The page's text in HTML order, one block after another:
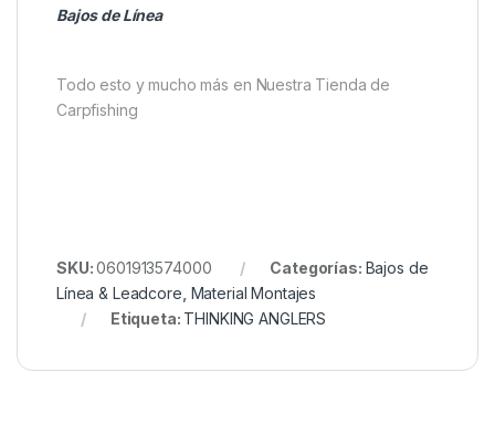
Bajos de Línea
Todo esto y mucho más en Nuestra Tienda de
Carpfishing
SKU:0601913574000 Categorías: Bajos de
Línea & Leadcore Material Montajes
Etiqueta: THINKING ANGLERS